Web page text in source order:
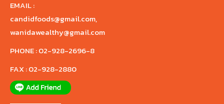
EMAIL :
candidfoods@gmail.com,
wanidawealthy@gmail.com
PHONE :02-928-2696-8
FAX :02-928-2880